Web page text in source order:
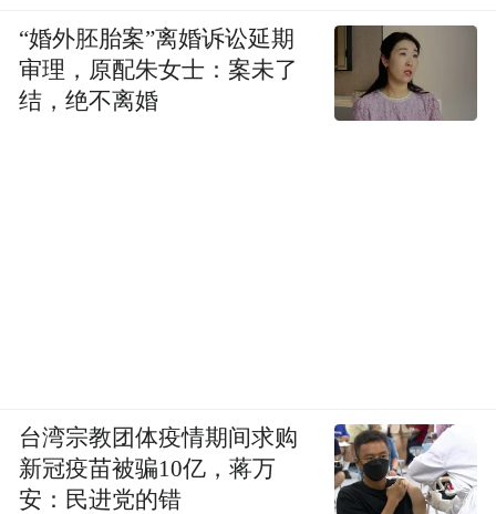
“婚外胚胎案”离婚诉讼延期
审理，原配朱女士：案未了
结，绝不离婚
台湾宗教团体疫情期间求购
新冠疫苗被骗10亿，蒋万
安：民进党的错